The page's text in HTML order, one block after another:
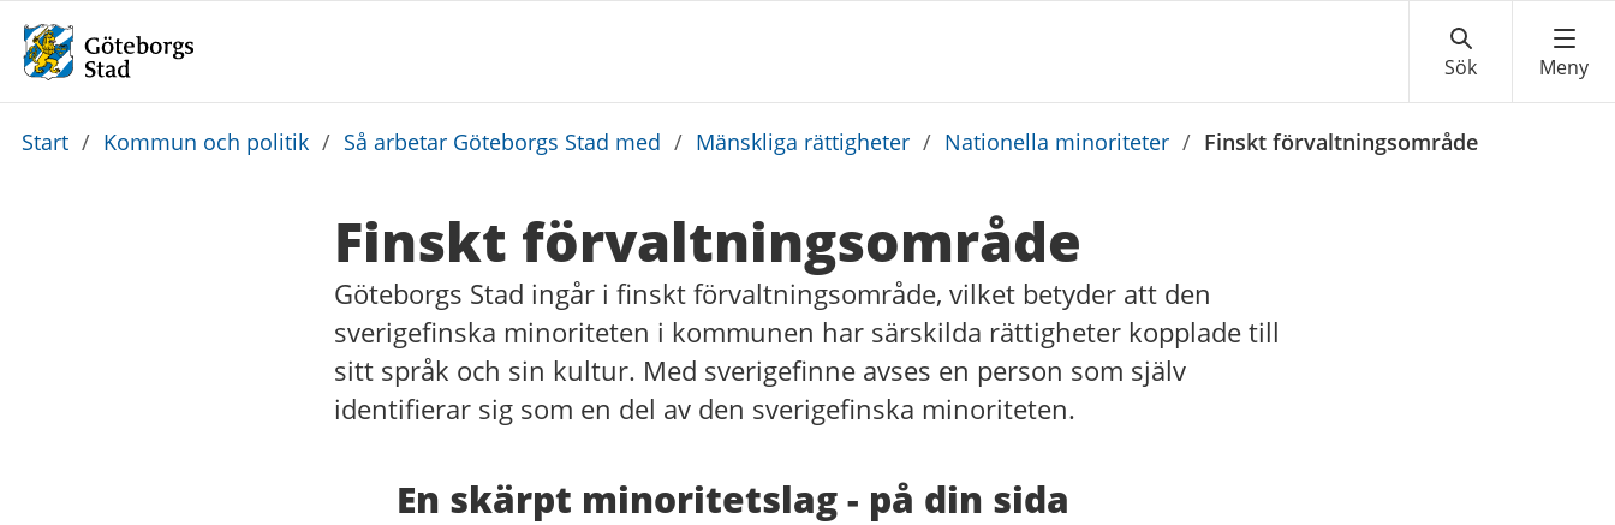
Du
Start / Kommun och politik / Så arbetar Göteborgs Stad med / Mänskliga rättigheter / Nationella minoriteter / Finskt förvaltningsområde
Finskt förvaltningsområde
Göteborgs Stad ingår i finskt förvaltningsområde, vilket betyder att den
sverigefinska minoriteten i kommunen har särskilda rättigheter kopplade till
sitt språk och sin kultur. Med sverigefinne avses en person som själv
identifierar sig som en del av den sverigefinska minoriteten.
En skärpt minoritetslag - på din sida